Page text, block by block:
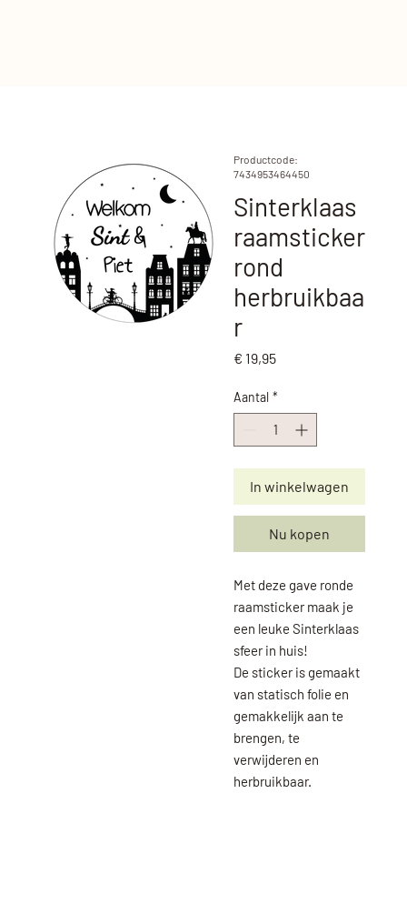
Productcode:
7434953464450
Sinterklaas
raamsticker
rond
herbruikbaa
r
€ 19,95Prijs
Aantal *
In winkelwagen
Nu kopen
Met deze gave ronde
raamsticker maak je
een leuke Sinterklaas
sfeer in huis!
De sticker is gemaakt
van statisch folie en
gemakkelijk aan te
brengen, te
verwijderen en
herbruikbaar.